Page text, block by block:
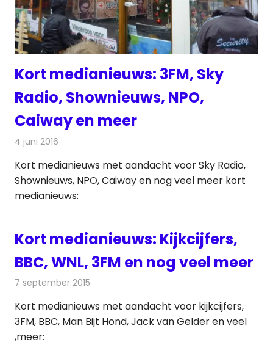
Kort medianieuws: 3FM, Sky
Radio, Shownieuws, NPO,
Caiway en meer
4 juni 2016
Kort medianieuws met aandacht voor Sky Radio,
Shownieuws, NPO, Caiway en nog veel meer kort
medianieuws:
Kort medianieuws: Kijkcijfers,
BBC, WNL, 3FM en nog veel meer
7 september 2015
Kort medianieuws met aandacht voor kijkcijfers,
3FM, BBC, Man Bijt Hond, Jack van Gelder en veel
,meer: